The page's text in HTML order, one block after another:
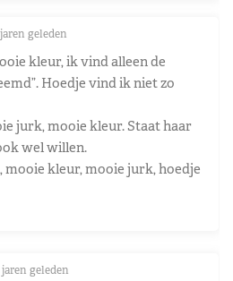
geleden
kleur, ik vind alleen de
Hoedje vind ik niet zo
jurk, mooie kleur. Staat haar
wel willen.
kleur, mooie jurk, hoedje
jaren geleden